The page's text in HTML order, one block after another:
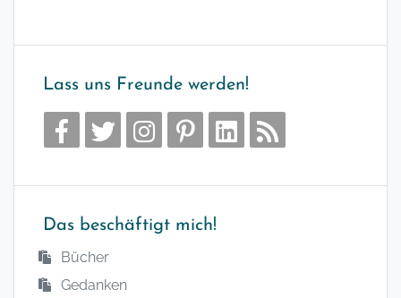
Lass uns Freunde werden!
Das beschäftigt mich!
Bücher
Gedanken